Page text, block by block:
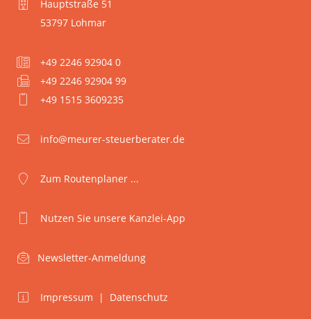
Hauptstraße 51
53797 Lohmar
+49 2246 92904 0
+49 2246 92904 99
+49 1515 3609235
info@meurer-steuerberater.de
Zum Routenplaner ...
Nutzen Sie unsere Kanzlei-App
Newsletter-Anmeldung
Impressum | Datenschutz